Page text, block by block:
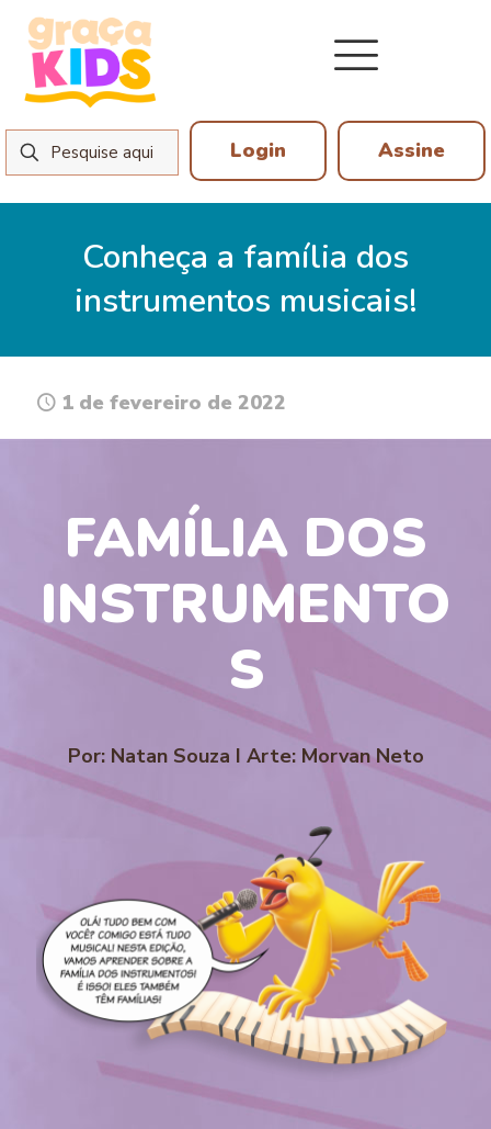
Login Assine
Conheça a família dos
instrumentos musicais!
1 de fevereiro de 2022
FAMÍLIA DOS
INSTRUMENTO
S
Por: Natan Souza I Arte: Morvan Neto